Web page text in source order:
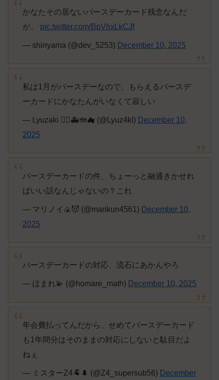
かなたその居ないバースデーカード残念なんだ
が。 pic.twitter.com/BpVhxLkCJf
— shinyama (@dev_5253) December 10, 2025
私は1月がバースデーなので、もらえるバースデ
ーカードにかなたんがいなくて寂しい
— Lyuzaki 🏴‍☠️🚑🪼☁ (@Lyuz4kI) December 10,
2025
バースデーカードの件、ちょーっと融通きかせれ
ばいい話なんじゃないの？これ
— マリノイ🍙😈 (@marikun4561) December 10,
2025
バースデーカードの対応、流石にあかんやろ
— ほまれ💫 (@homare_math) December 10, 2025
年会費払ってんだから、せめてバースデーカード
も1年間分はそのままの対応にしないと駄目だよ
ねぇ
— ミスターZ4🐏🌲 (@Z4_supersub56) December